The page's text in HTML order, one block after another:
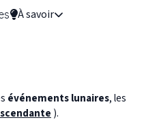
À savoir
événements lunaires, les
).